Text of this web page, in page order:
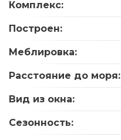
Комплекс:
Построен:
Меблировка:
Расстояние до моря:
Вид из окна:
Сезонность: